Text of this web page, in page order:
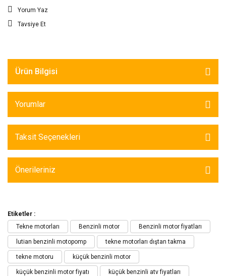
Yorum Yaz
Tavsiye Et
Ürün Bilgisi
Yorumlar
Taksit Seçenekleri
Önerileriniz
Etiketler :
Tekne motorları
Benzinli motor Benzinli motor fiyatları
lutian benzinli motopomp tekne motorları dıştan takma
tekne motoru küçük benzinli motor
küçük benzinli motor fiyatı küçük benzinli atv fiyatları